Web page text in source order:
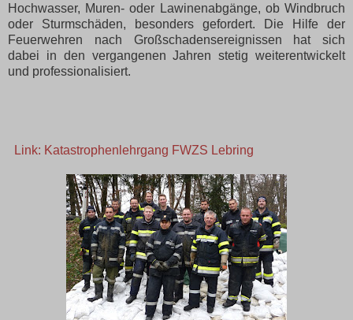
Hochwasser, Muren- oder Lawinenabgänge, ob Windbruch
oder Sturmschäden, besonders gefordert. Die Hilfe der
Feuerwehren nach Großschadensereignissen hat sich
dabei in den vergangenen Jahren stetig weiterentwickelt
und professionalisiert.
Link: Katastrophenlehrgang FWZS Lebring